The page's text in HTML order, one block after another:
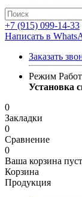
+7 (915) 099-14-33
Написать в
Заказать
Режим
Установка
0
Закладки
0
Сравнение
0
Ваша корзина
Корзина
Продукция